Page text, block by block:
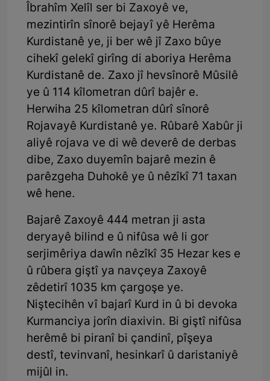
Îbrahîm Xelîl ser bi Zaxoyê ve,
mezintirîn sînorê bejayî yê Herêma
Kurdistanê ye, ji ber wê jî Zaxo bûye
cihekî gelekî girîng di aboriya Herêma
Kurdistanê de. Zaxo jî hevsînorê Mûsilê
ye û 114 kîlometran dûrî bajêr e.
Herwiha 25 kîlometran dûrî sînorê
Rojavayê Kurdistanê ye. Rûbarê Xabûr ji
aliyê rojava ve di wê deverê de derbas
dibe, Zaxo duyemîn bajarê mezin ê
parêzgeha Duhokê ye û nêzîkî 71 taxan
wê hene.
Bajarê Zaxoyê 444 metran ji asta
deryayê bilind e û nifûsa wê li gor
serjimêriya dawîn nêzîkî 35 Hezar kes e
û rûbera giştî ya navçeya Zaxoyê
zêdetirî 1035 km çargoşe ye.
Niştecihên vî bajarî Kurd in û bi devoka
Kurmanciya jorîn diaxivin. Bi giştî nifûsa
herêmê bi piranî bi çandinî, pîşeya
destî, tevinvanî, hesinkarî û daristaniyê
mijûl in.